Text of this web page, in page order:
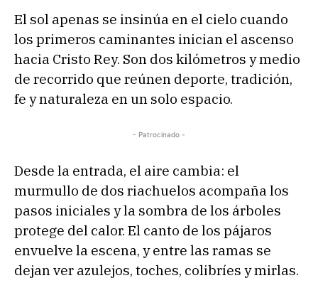
El sol apenas se insinúa en el cielo cuando
los primeros caminantes inician el ascenso
hacia Cristo Rey. Son dos kilómetros y medio
de recorrido que reúnen deporte, tradición,
fe y naturaleza en un solo espacio.
- Patrocinado -
Desde la entrada, el aire cambia: el
murmullo de dos riachuelos acompaña los
pasos iniciales y la sombra de los árboles
protege del calor. El canto de los pájaros
envuelve la escena, y entre las ramas se
dejan ver azulejos, toches, colibríes y mirlas.